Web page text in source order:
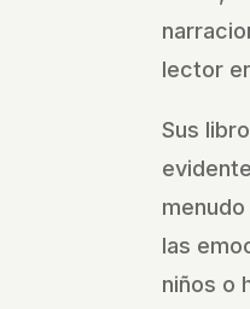
lector
Sus
las
niños o